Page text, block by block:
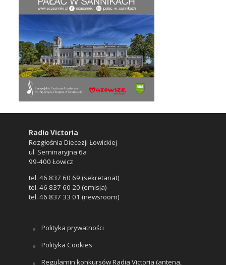
Radio Victoria
Rozgłośnia Diecezji Łowickiej
ul. Seminaryjna 6a
99-400 Łowicz
tel. 46 837 60 69 (sekretariat)
tel. 46 837 60 20 (emisja)
tel. 46 837 33 01 (newsroom)
Polityka prywatności
Polityka Cookies
Regulamin konkursów Radia Victoria (antena,